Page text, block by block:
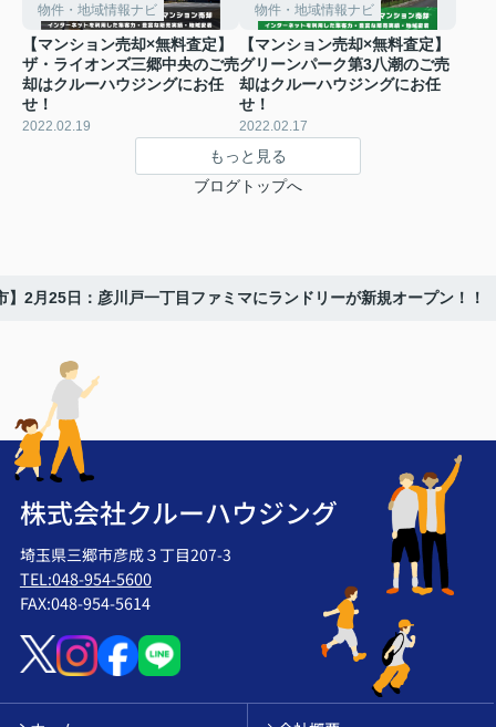
物件・地域情報ナビ
【マンション売却×無料査定】
ザ・ライオンズ三郷中央のご売
却はクルーハウジングにお任
せ！
2022.02.19
物件・地域情報ナビ
【マンション売却×無料査定】
グリーンパーク第3八潮のご売
却はクルーハウジングにお任
せ！
2022.02.17
もっと見る
ブログトップへ
】2月25日：彦川戸一丁目ファミマにランドリーが新規オープン！！
株式会社クルーハウジング
埼玉県三郷市彦成３丁目207-3
TEL:048-954-5600
FAX:048-954-5614